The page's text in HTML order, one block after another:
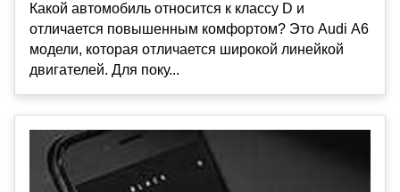
Какой автомобиль относится к классу D и
отличается повышенным комфортом? Это Audi А6
модели, которая отличается широкой линейкой
двигателей. Для поку...